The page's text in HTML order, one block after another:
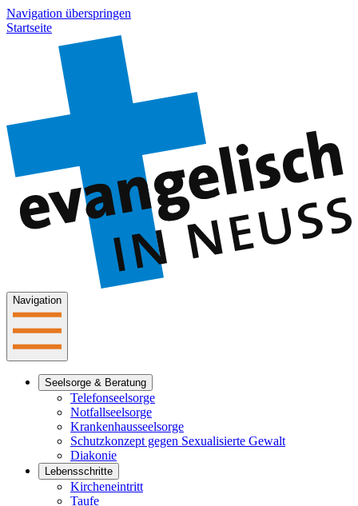
Navigation überspringen
Startseite
Navigation
Seelsorge & Beratung
Telefonseelsorge
Notfallseelsorge
Krankenhausseelsorge
Schutzkonzept gegen Sexualisierte Gewalt
Diakonie
Lebensschritte
Kircheneintritt
Taufe